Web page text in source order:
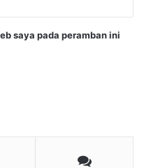
saya pada peramban ini